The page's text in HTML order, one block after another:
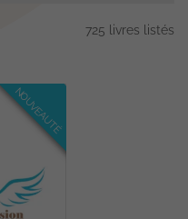
725 livres listés
NOUVEAUTÉ